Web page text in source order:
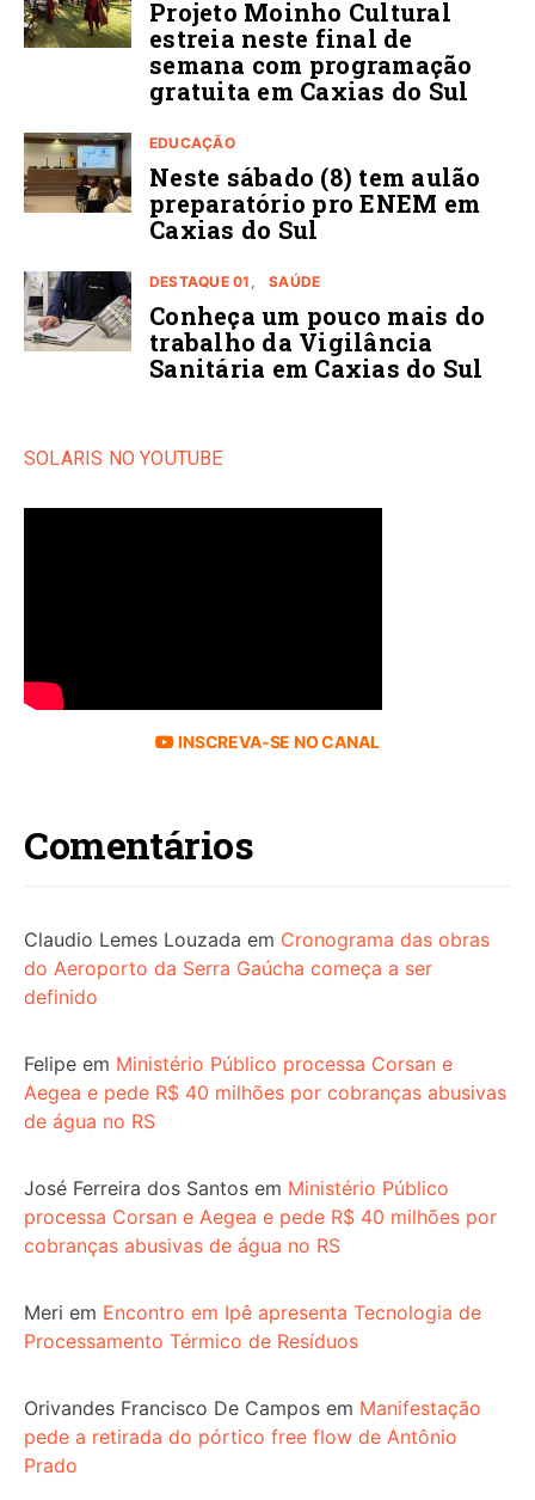
Projeto Moinho Cultural
estreia neste final de
semana com programação
gratuita em Caxias do Sul
EDUCAÇÃO
Neste sábado (8) tem aulão
preparatório pro ENEM em
Caxias do Sul
DESTAQUE 01 SAÚDE
Conheça um pouco mais do
trabalho da Vigilância
Sanitária em Caxias do Sul
SOLARIS NO YOUTUBE
INSCREVA-SE NO CANAL
Comentários
Claudio Lemes Louzada em Cronograma das obras
do Aeroporto da Serra Gaúcha começa a ser
definido
Felipe em Ministério Público processa Corsan e
Aegea e pede R$ 40 milhões por cobranças abusivas
de água no RS
José Ferreira dos Santos em Ministério Público
processa Corsan e Aegea e pede R$ 40 milhões por
cobranças abusivas de água no RS
Meri em Encontro em Ipê apresenta Tecnologia de
Processamento Térmico de Resíduos
Orivandes Francisco De Campos em Manifestação
pede a retirada do pórtico free flow de Antônio
Prado